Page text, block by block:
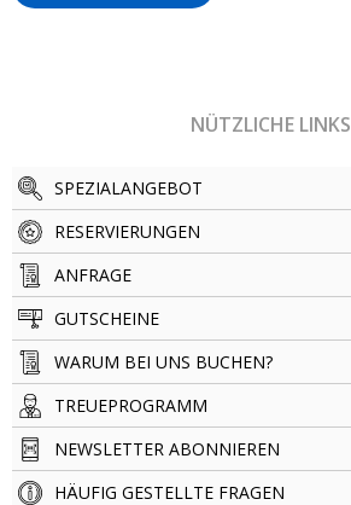
NÜTZLICHE LINKS
SPEZIALANGEBOT
RESERVIERUNGEN
ANFRAGE
GUTSCHEINE
WARUM BEI UNS BUCHEN?
TREUEPROGRAMM
NEWSLETTER ABONNIEREN
HÄUFIG GESTELLTE FRAGEN